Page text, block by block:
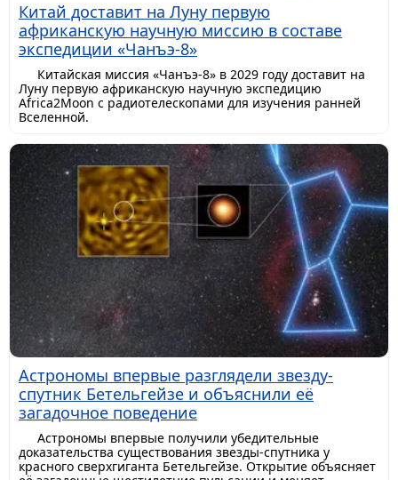
Китай доставит на Луну первую
африканскую научную миссию в составе
экспедиции «Чанъэ-8»
Китайская миссия «Чанъэ-8» в 2029 году доставит на
Луну первую африканскую научную экспедицию
Africa2Moon с радиотелескопами для изучения ранней
Вселенной.
Астрономы впервые разглядели звезду-
спутник Бетельгейзе и объяснили её
загадочное поведение
Астрономы впервые получили убедительные
доказательства существования звезды-спутника у
красного сверхгиганта Бетельгейзе. Открытие объясняет